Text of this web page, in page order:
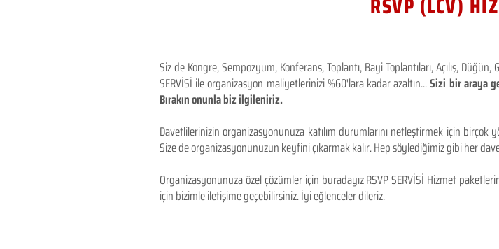
Siz de Kongre, Sempozyum, Konferans, Toplantı, Bayi Toplantıları, Açılış,
SERVİSİ ile organizasyon maliyetlerinizi %60'lara kadar azaltın...Sizi bir araya
Bırakın onunla biz ilgileniriz.
Davetlilerinizin organizasyonunuza katılım durumlarını netleştirmek için birçok
Size de organizasyonunuzun keyfini çıkarmak kalır. Hep söylediğimiz gibi her
Organizasyonunuza özel çözümler için buradayız RSVP SERVİSİ Hizmet
için bizimle iletişime geçebilirsiniz. İyi eğlenceler dileriz.